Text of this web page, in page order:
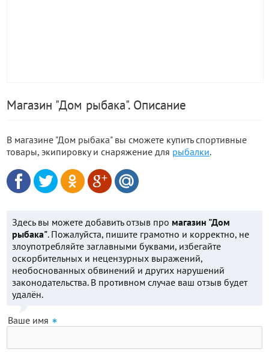
Магазин "Дом рыбака". Описание
В магазине "Дом рыбака" вы сможете купить спортивные
товары, экипировку и снаряжение для рыбалки.
Здесь вы можете добавить отзыв про магазин "Дом
рыбака". Пожалуйста, пишите грамотно и корректно, не
злоупотребляйте заглавными буквами, избегайте
оскорбительных и нецензурных выражений,
необоснованных обвинений и других нарушений
законодательства. В противном случае ваш отзыв будет
удалён.
Ваше имя